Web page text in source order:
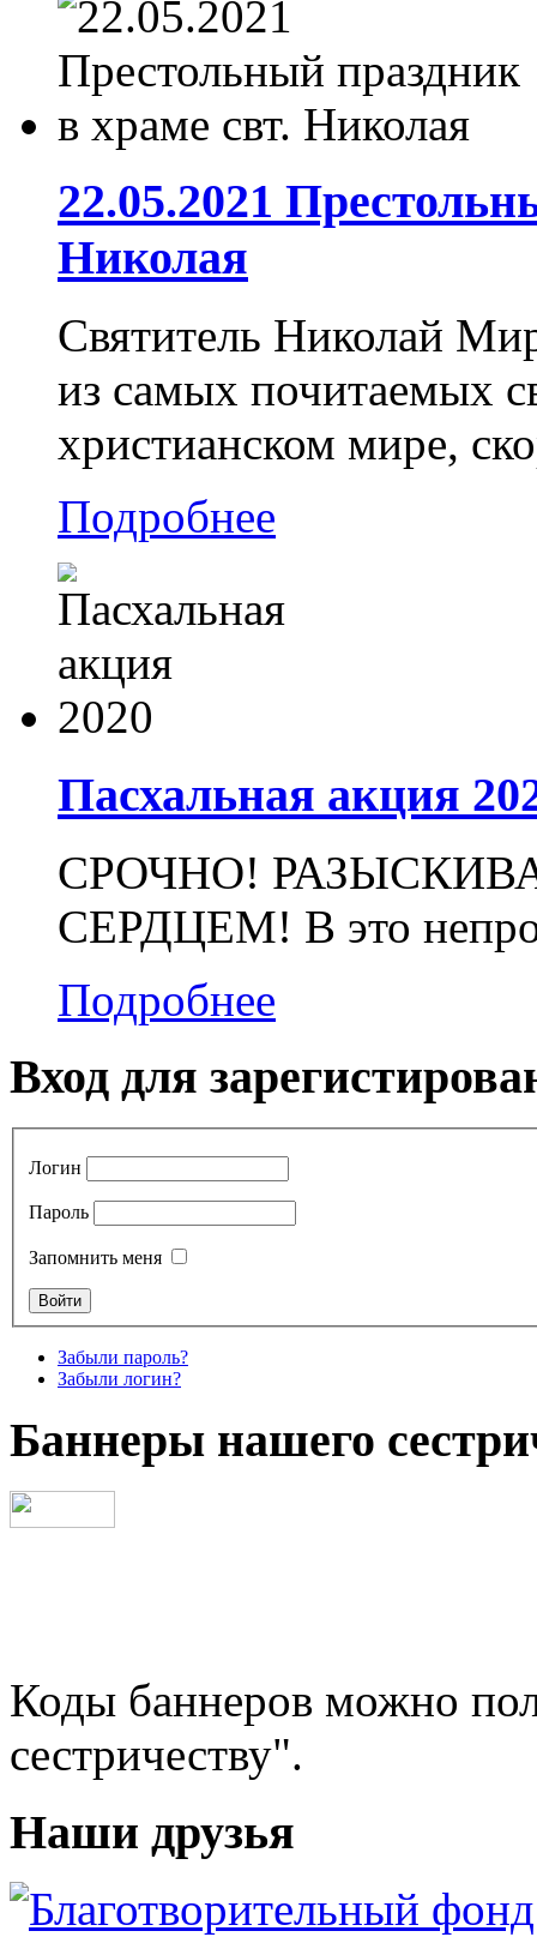
22.05.2021
Николая
Святитель Николай
из самых почитаемых
христианском мире,
Подробнее
Пасхальная акция
СРОЧНО!
СЕРДЦЕМ! В это
Подробнее
Вход для
Логин
Пароль
Запомнить меня
Забыли пароль?
Забыли логин?
Баннеры нашего
Коды баннеров можно
сестричеству".
Наши друзья